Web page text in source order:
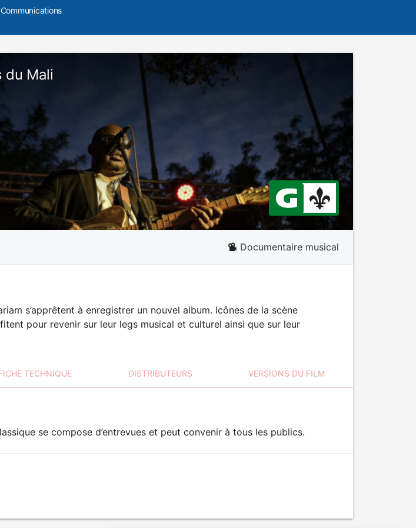
du Mali
Documentaire musical
s’apprêtent à enregistrer un nouvel album. Icônes de la scène
pour revenir sur leur legs musical et culturel ainsi que sur leur
TECHNIQUE DISTRIBUTEURS VERSIONS DU FILM
se compose d’entrevues et peut convenir à tous les publics.